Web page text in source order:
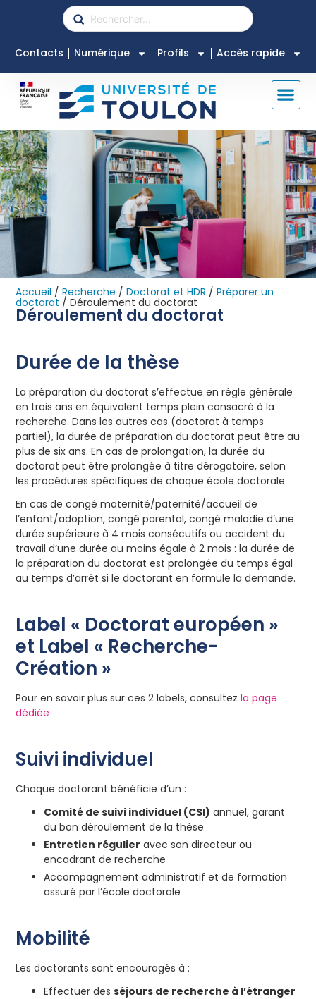
Contacts Numérique Profils Accès rapide
Accueil /Recherche /Doctorat et HDR /Préparer un
doctorat /Déroulement du doctorat
Déroulement du doctorat
Durée de la thèse
La préparation du doctorat s’effectue en règle générale
en trois ans en équivalent temps plein consacré à la
recherche. Dans les autres cas (doctorat à temps
partiel), la durée de préparation du doctorat peut être au
plus de six ans. En cas de prolongation, la durée du
doctorat peut être prolongée à titre dérogatoire, selon
les procédures spécifiques de chaque école doctorale.
En cas de congé maternité/paternité/accueil de
l’enfant/adoption, congé parental, congé maladie d’une
durée supérieure à 4 mois consécutifs ou accident du
travail d’une durée au moins égale à 2 mois : la durée de
la préparation du doctorat est prolongée du temps égal
au temps d’arrêt si le doctorant en formule la demande.
Label « Doctorat européen »
et Label « Recherche-
Création »
Pour en savoir plus sur ces 2 labels, consultezla page
dédiée
Suivi individuel
Chaque doctorant bénéficie d’un :
Comité de suivi individuel (CSI) annuel, garant
du bon déroulement de la thèse
Entretien régulier avec son directeur ou
encadrant de recherche
Accompagnement administratif et de formation
assuré par l’école doctorale
Mobilité
Les doctorants sont encouragés à :
Effectuer desséjours de recherche à l’étranger